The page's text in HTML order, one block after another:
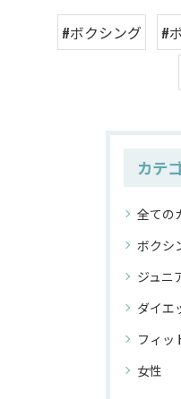
#ボクシング #
カテ
全ての
ボクシ
ジュニ
ダイエ
フィッ
女性